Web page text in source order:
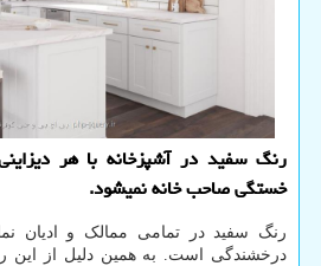
رنگ سفید در آشپزخانه با هر
خستگی صاحب خانه نمیشود.
رنگ سفید در تمامی ممالک و ادیان
درخشندگی است. به همین دلیل از این